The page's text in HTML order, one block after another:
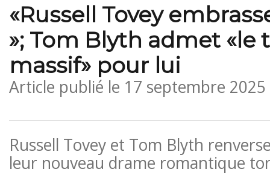
«Russell Tovey
»; Tom Blyth admet «le
massif» pour lui
Article publié le 17 septembre
Russell Tovey et Tom Blyth
leur nouveau drame romantique